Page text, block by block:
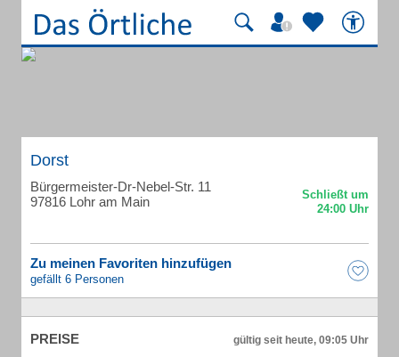
Dorst
Bürgermeister-Dr-Nebel-Str. 11
97816 Lohr am Main
Zu meinen Favoriten hinzufügen
gefällt 6 Personen
PREISE gültig seit heute, 09:05 Uhr